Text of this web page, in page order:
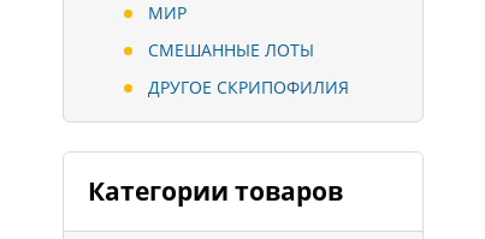
МИР
СМЕШАННЫЕ ЛОТЫ
ДРУГОЕ СКРИПОФИЛИЯ
Категории товаров